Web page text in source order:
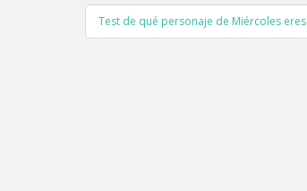
Test de qué personaje de Miércoles eres